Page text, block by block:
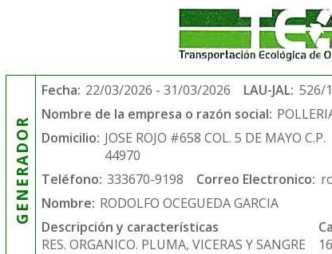
GENERADOR
Fecha: 22/03/2026 - 31/03/2026 LAU-JAL: 526/
Nombre de la empresa o razón social:
Domicilio: JOSE ROJO #658 COL. 5 DE MAYO C.P.
44970
Teléfono: 333670-9198 Correo Electronico:
Nombre: RODOLFO OCEGUEDA GARCIA
Descripción y características
RES. ORGANICO. PLUMA, VICERAS Y SANGRE